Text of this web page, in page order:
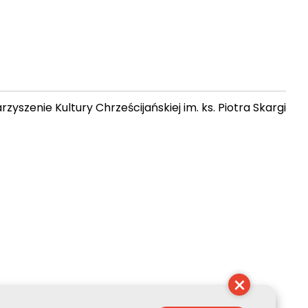
Kultury Chrześcijańskiej im. ks. Piotra Skargi
×